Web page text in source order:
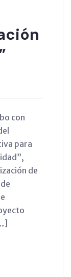
con
para
de